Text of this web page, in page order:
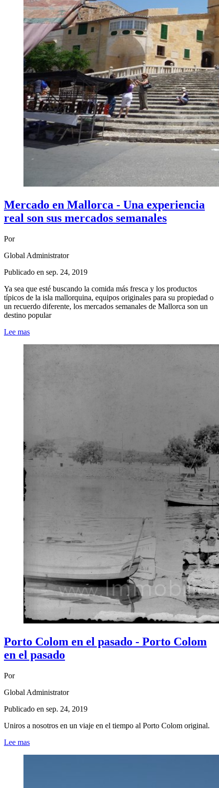
Mercado en Mallorca - Una experiencia
real son sus mercados semanales
Por
Global Administrator
Publicado en sep. 24, 2019
Ya sea que esté buscando la comida más fresca y los productos
típicos de la isla mallorquina, equipos originales para su propiedad o
un recuerdo diferente, los mercados semanales de Mallorca son un
destino popular
Lee mas
Porto Colom en el pasado - Porto Colom
en el pasado
Por
Global Administrator
Publicado en sep. 24, 2019
Uniros a nosotros en un viaje en el tiempo al Porto Colom original.
Lee mas